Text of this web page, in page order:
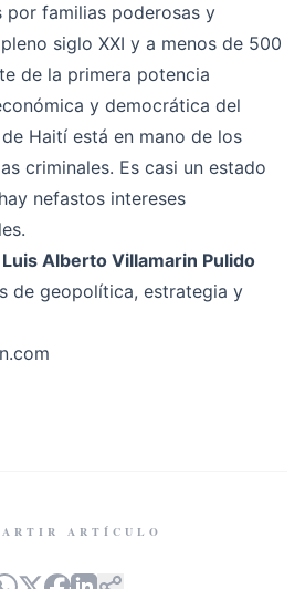
por familias poderosas y
siglo XXI y a menos de 500
de la primera potencia
y democrática del
Haití está en mano de los
criminales. Es casi un estado
nefastos intereses
Alberto Villamarin Pulido
geopolítica, estrategia y
ARTÍCULO